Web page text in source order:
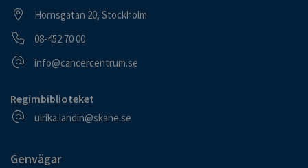
Besöksadress
Hornsgatan 20, Stockholm
Telefonnummer
08-452 70 00
E-postadress
info@cancercentrum.se
Regimbiblioteket
E-postadress
ulrika.landin@skane.se
Genvägar